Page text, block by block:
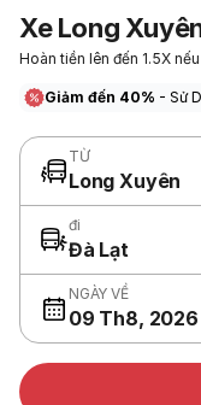
Xe Long
Hoàn tiền lên đến 1.5X
Giảm đến 40% - Sử
TỪ
Long Xuyên
đi
Đà Lạt
NGÀY VỀ
09 Th8, 2026